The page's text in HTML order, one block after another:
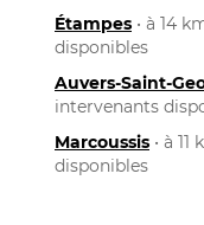
Étampes • à 14
disponibles
Auvers-Saint-
intervenants
Marcoussis • à
disponibles